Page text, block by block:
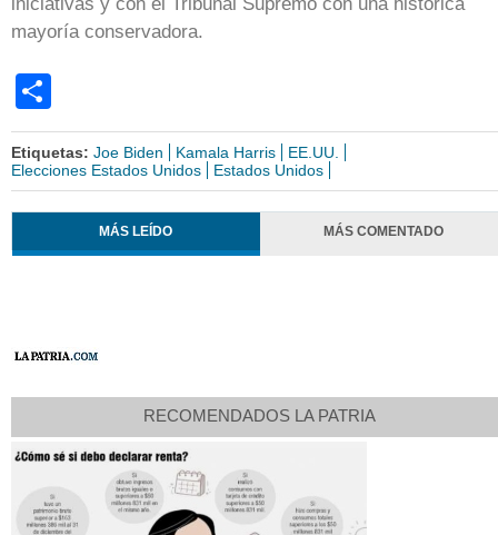
mayoría conservadora.
Etiquetas: Joe Biden Kamala Harris
EE.UU.
Elecciones Estados Unidos
Estados Unidos
MÁS LEÍDO MÁS COMENTADO
RECOMENDADOS LA PATRIA